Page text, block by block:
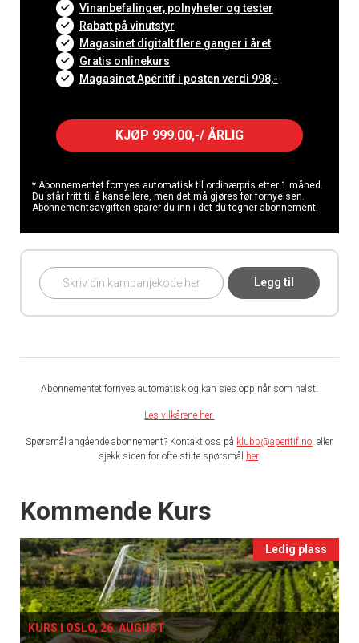
Vinanbefalinger, polnyheter og tester
Rabatt på vinutstyr
Magasinet digitalt flere ganger i året
Gratis onlinekurs
Magasinet Apéritif i posten verdi 998,-
KJØP 999.00,-/ ÅRLIG
* Abonnementet fornyes automatisk til ordinærpris etter 1 måned.
Du står fritt til å kansellere, men det må gjøres før fornyelsen.
Abonnementsavgiften sparer du inn i det du tegner abonnement.
Legg til
Abonnementet fornyes automatisk og kan sies opp når som helst.
Les vilkårene her.
Spørsmål angående abonnement? Kontakt oss på klubb@aperitif.no, eller
sjekk siden for ofte stilte spørsmål her.
Events
Kommende Kurs
Ledig plass
KURS I OSLO, 26. AUGUST